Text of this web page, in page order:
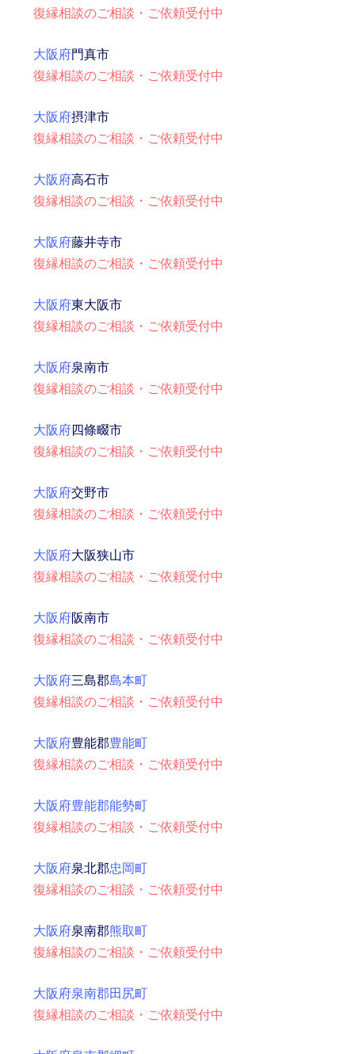
復縁相談のご相談・ご依頼受付中
大阪府門真市
復縁相談のご相談・ご依頼受付中
大阪府摂津市
復縁相談のご相談・ご依頼受付中
大阪府高石市
復縁相談のご相談・ご依頼受付中
大阪府藤井寺市
復縁相談のご相談・ご依頼受付中
大阪府東大阪市
復縁相談のご相談・ご依頼受付中
大阪府泉南市
復縁相談のご相談・ご依頼受付中
大阪府四條畷市
復縁相談のご相談・ご依頼受付中
大阪府交野市
復縁相談のご相談・ご依頼受付中
大阪府大阪狭山市
復縁相談のご相談・ご依頼受付中
大阪府阪南市
復縁相談のご相談・ご依頼受付中
大阪府三島郡島本町
復縁相談のご相談・ご依頼受付中
大阪府豊能郡豊能町
復縁相談のご相談・ご依頼受付中
大阪府豊能郡能勢町
復縁相談のご相談・ご依頼受付中
大阪府泉北郡忠岡町
復縁相談のご相談・ご依頼受付中
大阪府泉南郡熊取町
復縁相談のご相談・ご依頼受付中
大阪府泉南郡田尻町
復縁相談のご相談・ご依頼受付中